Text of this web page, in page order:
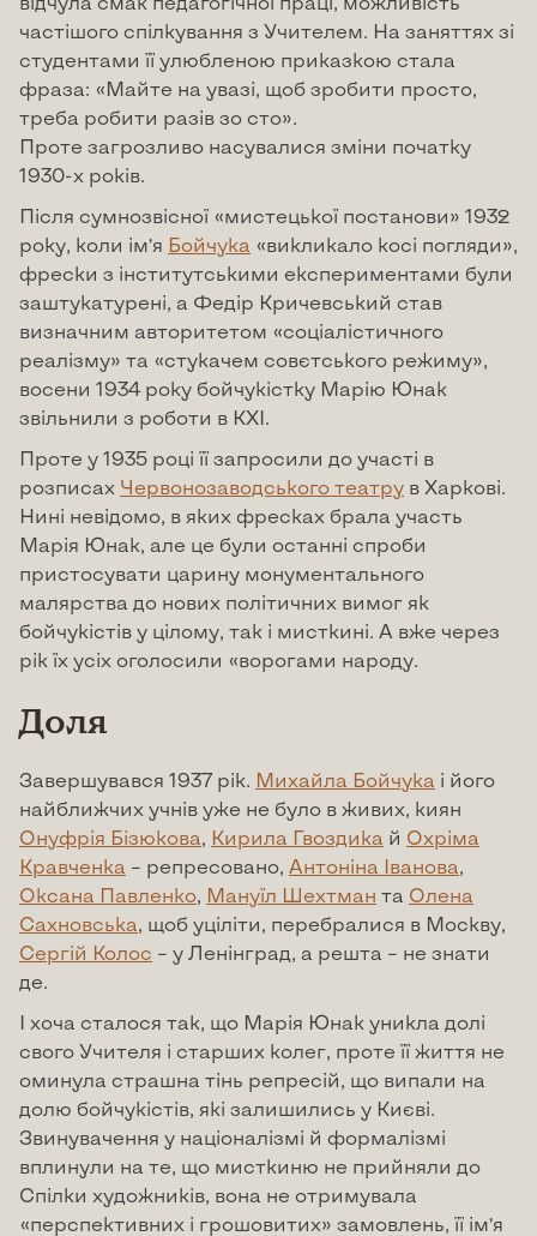
частішого спілкування з Учителем. На заняттях зі
студентами її улюбленою приказкою стала
фраза: «Майте на увазі, щоб зробити просто,
треба робити разів зо сто».
Проте загрозливо насувалися зміни початку
1930-х років.
Після сумнозвісної «мистецької постанови» 1932
року, коли ім’я Бойчука «викликало косі погляди»,
фрески з інститутськими експериментами були
заштукатурені, а Федір Кричевський став
визначним авторитетом «соціалістичного
реалізму» та «стукачем совєтського режиму»,
восени 1934 року бойчукістку Марію Юнак
звільнили з роботи в КХІ.
Проте у 1935 році її запросили до участі в
розписах Червонозаводського театру в Харкові.
Нині невідомо, в яких фресках брала участь
Марія Юнак, але це були останні спроби
пристосувати царину монументального
малярства до нових політичних вимог як
бойчукістів у цілому, так і мисткині. А вже через
рік їх усіх оголосили «ворогами народу.
Доля
Завершувався 1937 рік. Михайла Бойчука і його
найближчих учнів уже не було в живих, киян
Онуфрія Бізюкова, Кирила Гвоздика й Охріма
Кравченка – репресовано, Антоніна Іванова,
Оксана Павленко, Мануїл Шехтман та Олена
Сахновська, щоб уціліти, перебралися в Москву,
Сергій Колос – у Ленінград, а решта – не знати
де.
І хоча сталося так, що Марія Юнак уникла долі
свого Учителя і старших колег, проте її життя не
оминула страшна тінь репресій, що випали на
долю бойчукістів, які залишились у Києві.
Звинувачення у націоналізмі й формалізмі
вплинули на те, що мисткиню не прийняли до
Спілки художників, вона не отримувала
«перспективних і грошовитих» замовлень, її ім’я